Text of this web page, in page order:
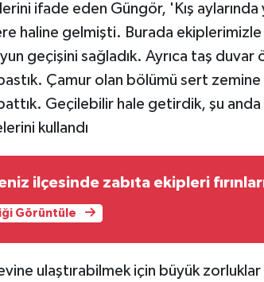
ifade eden Güngör, 'Kış
haline gelmişti. Burada
geçişini sağladık. Ayrıca taş duvar
Çamur olan bölümü sert
Geçilebilir hale getirdik, şu
kullandı
ilçesinde zabıta ekipleri
Görüntüle
ulaştırabilmek için büyük zorluklar